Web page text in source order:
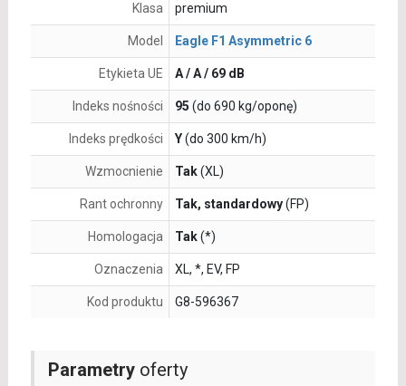
Parametryoferty
Klasa premium
Model Eagle F1 Asymmetric 6
Etykieta UE A / A / 69 dB
Indeks nośności 95 (do 690 kg/oponę)
Indeks prędkości Y(do 300 km/h)
Wzmocnienie Tak(XL)
Rant ochronny Tak, standardowy(FP)
Homologacja Tak(*)
Oznaczenia XL, *, EV, FP
Kod produktu G8-596367